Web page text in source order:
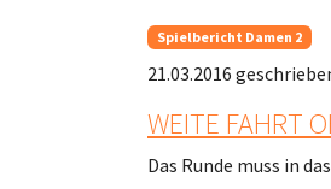
Spielbericht Damen 2
21.03.2016
WEITE FAHRT
Das Runde muss in